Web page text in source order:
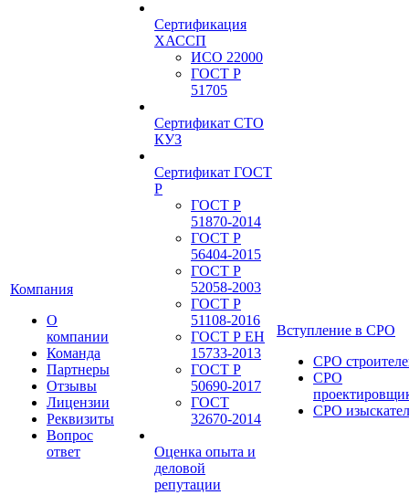
Компания
О
компании
Команда
Партнеры
Отзывы
Лицензии
Реквизиты
Вопрос
ответ
Сертификация
ХАССП
ИСО 22000
ГОСТ Р
51705
Сертификат СТО
КУЗ
Сертификат ГОСТ
Р
ГОСТ Р
51870-2014
ГОСТ Р
56404-2015
ГОСТ Р
52058-2003
ГОСТ Р
51108-2016
ГОСТ Р ЕН
15733-2013
ГОСТ Р
50690-2017
ГОСТ
32670-2014
Оценка опыта и
деловой
репутации
Вступление в СРО
СРО
СРО
СРО